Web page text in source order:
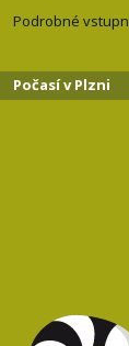
Podrobné
Počasí v Plzni